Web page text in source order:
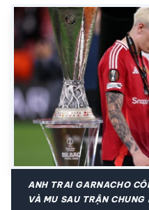
ANH TRAI GARNACHO
VÀ MU SAU TRẬN CHUNG